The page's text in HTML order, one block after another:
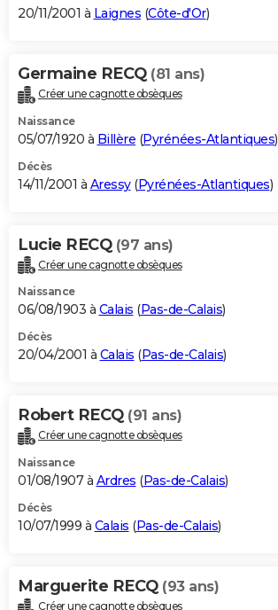
20/11/2001 à Laignes (Côte-d'Or)
Germaine RECQ (81 ans)
Créer une cagnotte obsèques
Naissance
05/07/1920 à Billère (Pyrénées-Atlantiques)
Décès
14/11/2001 à Aressy(Pyrénées-Atlantiques)
Lucie RECQ (97 ans)
Créer une cagnotte obsèques
Naissance
06/08/1903 à Calais (Pas-de-Calais)
Décès
20/04/2001 à Calais (Pas-de-Calais)
Robert RECQ (91 ans)
Créer une cagnotte obsèques
Naissance
01/08/1907 à Ardres (Pas-de-Calais)
Décès
10/07/1999 à Calais (Pas-de-Calais)
Marguerite RECQ (93 ans)
Créer une cagnotte obsèques